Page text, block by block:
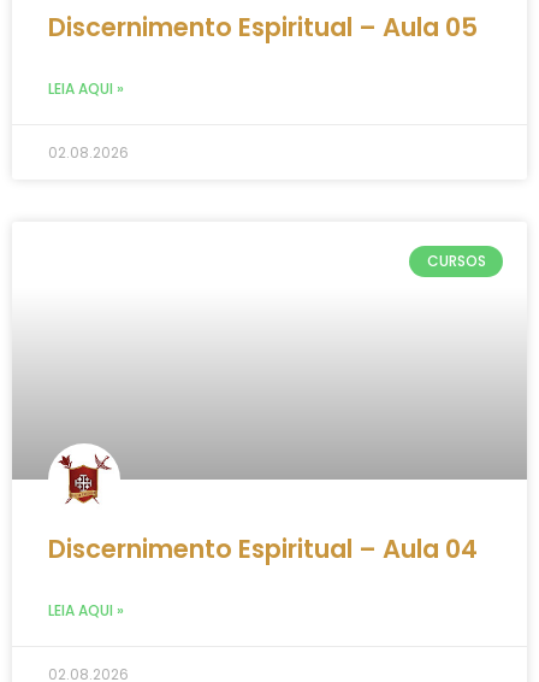
Discernimento Espiritual – Aula 05
LEIA AQUI »
02.08.2026
CURSOS
Discernimento Espiritual – Aula 04
LEIA AQUI »
02.08.2026